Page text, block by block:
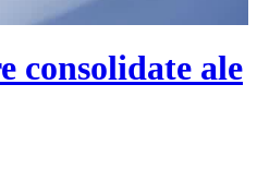
consolidate ale